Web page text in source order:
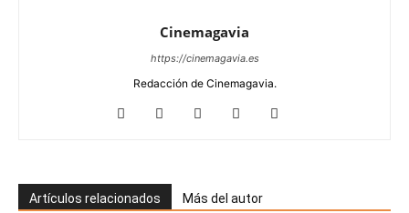
Cinemagavia
https://cinemagavia.es
Redacción de Cinemagavia.
Artículos relacionados Más del autor